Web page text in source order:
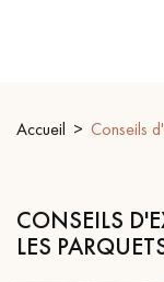
Accueil Conseils
CONSEILS
LES